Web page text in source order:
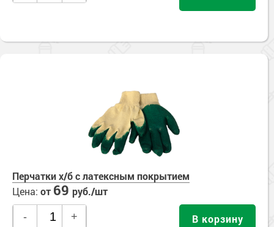
Перчатки х/б с латексным покрытием
Цена: от 69 руб./шт
- + В корзину